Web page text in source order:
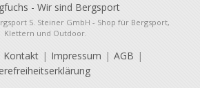
S. Steiner GmbH - Shop für Bergsport,
Klettern und Outdoor.
Kontakt Impressum
AGB